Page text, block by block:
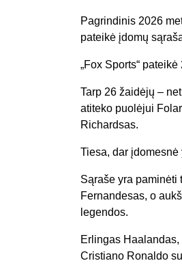
Pagrindinis 2026
pateikė įdomų
„Fox Sports“
Tarp 26 žaidėjų –
atiteko puolėjui
Richardsas.
Tiesa, dar
Sąraše yra paminėti
Fernandesas, o
legendos.
Erlingas
Cristiano Ronaldo